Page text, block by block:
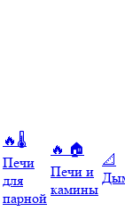
🔥🌡️
Печи
для
парной
🔥 🏠
Печи и
камины
📐